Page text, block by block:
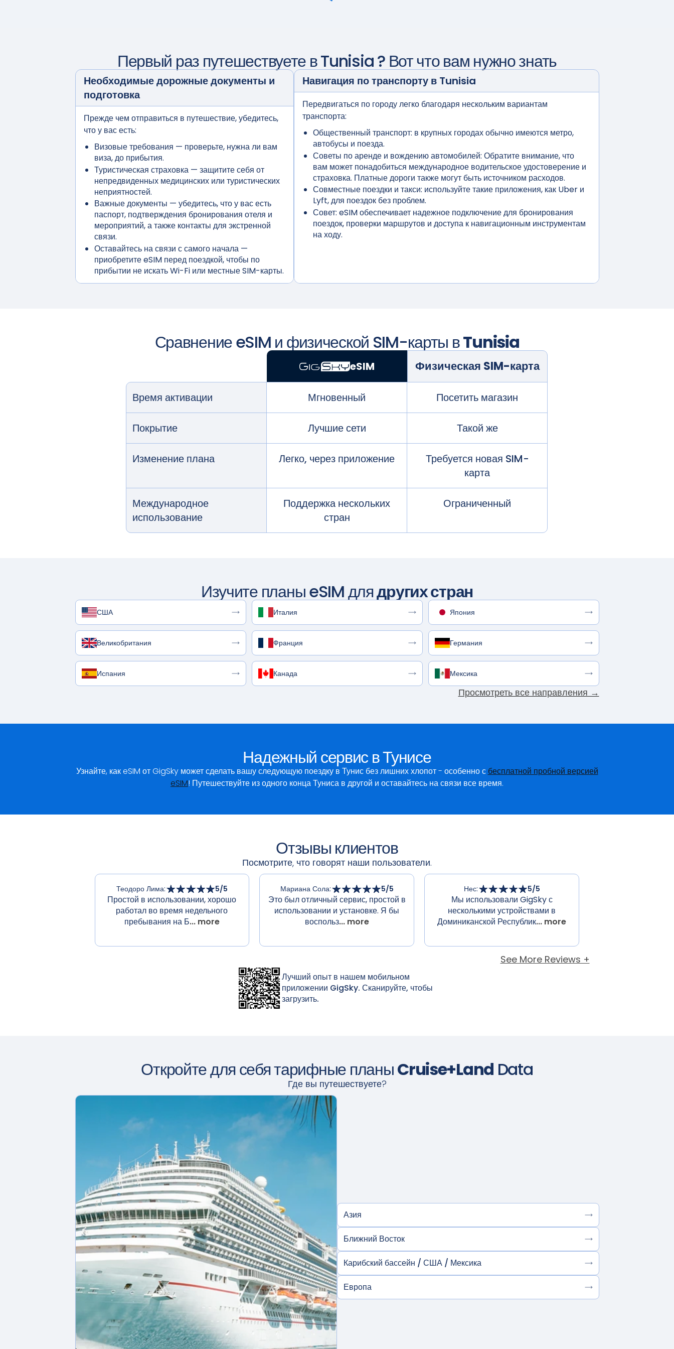
Первый раз путешествуете вTunisia? Вот что вам нужно знать
Необходимые дорожные документы и
подготовка
Прежде чем отправиться в путешествие, убедитесь,
что у вас есть:
Визовые требования — проверьте, нужна ли вам
виза, до прибытия.
Туристическая страховка— защитите себя от
непредвиденных медицинских или туристических
неприятностей.
Важные документы — убедитесь, что у вас есть
паспорт, подтверждения бронирования отеля и
мероприятий, а также контакты для экстренной
связи.
Оставайтесь на связи с самого начала—
приобретите eSIM перед поездкой, чтобы по
прибытии не искать Wi-Fi или местные SIM-карты.
Навигация по транспорту в Tunisia
Передвигаться по городу легко благодаря нескольким вариантам
транспорта:
Общественный транспорт: в крупных городах обычно имеются метро,
автобусы и поезда.
Советы по аренде и вождению автомобилей: Обратите внимание, что
вам может понадобиться международное водительское удостоверение и
страховка. Платные дороги также могут быть источником расходов.
Совместные поездки и такси: используйте такие приложения, как Uber и
Lyft, для поездок без проблем.
Совет: eSIM обеспечивает надежное подключение для бронирования
поездок, проверки маршрутов и доступа к навигационным инструментам
на ходу.
Сравнение eSIM и физической SIM-карты вTunisia
eSIM Физическая SIM-карта
Время активации Мгновенный Посетить магазин
Покрытие Лучшие сети Такой же
Изменение плана Легко, через приложение
Требуется новая SIM-
карта
Международное
использование
Поддержка нескольких
стран
Ограниченный
Изучите планы eSIM длядругих стран
США Италия Япония
Великобритания Франция Германия
Испания Канада Мексика
Просмотреть все направления →
Надежный сервис в Тунисе
Узнайте, как eSIM от GigSky может сделать вашу следующую поездку в Тунис без лишних хлопот - особенно с бесплатной пробной версией
eSIM! Путешествуйте из одного конца Туниса в другой и оставайтесь на связи все время.
Отзывы клиентов
Посмотрите, что говорят наши пользователи.
Теодоро Лима: 5/5
Простой в использовании, хорошо
работал во время недельного
пребывания на Б... more
Мариана Сола: 5/5
Это был отличный сервис, простой в
использовании и установке. Я бы
воспольз... more
Нес: 5/5
Мы использовали GigSky с
несколькими устройствами в
Доминиканской Республик... more
See More Reviews +
Лучший опыт в нашем мобильном
приложении GigSky. Сканируйте, чтобы
загрузить.
Откройте для себя тарифные планыCruise+Land Data
Где вы путешествуете?
Азия
Ближний Восток
Карибский бассейн / США / Мексика
Европа